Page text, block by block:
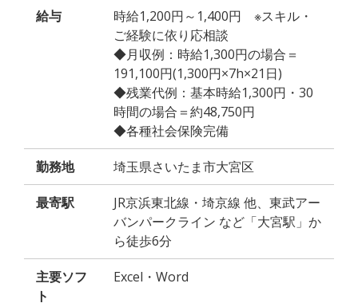
給与
時給1,200円～1,400円 ※スキル・
ご経験に依り応相談
◆月収例：時給1,300円の場合＝
191,100円(1,300円×7h×21日)
◆残業代例：基本時給1,300円・30
時間の場合＝約48,750円
◆各種社会保険完備
勤務地 埼玉県さいたま市大宮区
最寄駅
JR京浜東北線・埼京線 他、東武アー
バンパークライン など「大宮駅」か
ら徒歩6分
主要ソフ
ト
Excel・Word